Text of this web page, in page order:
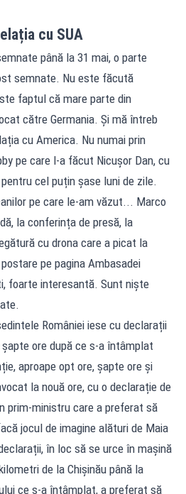
cu SUA
până la 31 mai, o parte
semnate. Nu este făcută
faptul că mare parte din
către Germania. Și mă întreb
cu America. Nu numai prin
pe care l-a făcut Nicușor Dan, cu
cel puțin șase luni de zile.
pe care le-am văzut... Marco
la conferința de presă, la
cu drona care a picat la
pe pagina Ambasadei
foarte interesantă. Sunt niște
României iese cu declarații
ore după ce s-a întâmplat
aproape opt ore, șapte ore și
la nouă ore, cu o declarație de
prim-ministru care a preferat să
jocul de imagine alături de Maia
în loc să se urce în mașină
de la Chișinău până la
ce s-a întâmplat, a preferat să